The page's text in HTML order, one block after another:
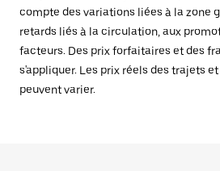
compte des variations liées à la zone
retards liés à la circulation, aux
facteurs. Des prix forfaitaires et des
s'appliquer. Les prix réels des trajets
peuvent varier.